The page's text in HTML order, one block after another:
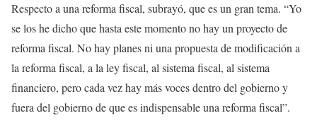
Respecto a una reforma fiscal, subrayó, que es un gran tema. “Yo
se los he dicho que hasta este momento no hay un proyecto de
reforma fiscal. No hay planes ni una propuesta de modificación a
la reforma fiscal, a la ley fiscal, al sistema fiscal, al sistema
financiero, pero cada vez hay más voces dentro del gobierno y
fuera del gobierno de que es indispensable una reforma fiscal”.